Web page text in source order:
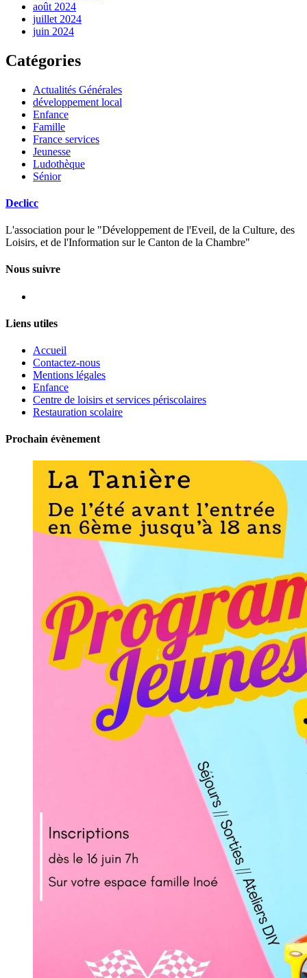
août 2024
juillet 2024
juin 2024
Catégories
Actualités Générales
développement local
Enfance
Famille
France services
Jeunesse
Ludothèque
Sénior
Declicc
L'association pour le "Développement de l'Eveil, de la Culture, des
Loisirs, et de l'Information sur le Canton de la Chambre"
Nous suivre
Liens utiles
Accueil
Contactez-nous
Mentions légales
Enfance
Centre de loisirs et services périscolaires
Restauration scolaire
Prochain évènement